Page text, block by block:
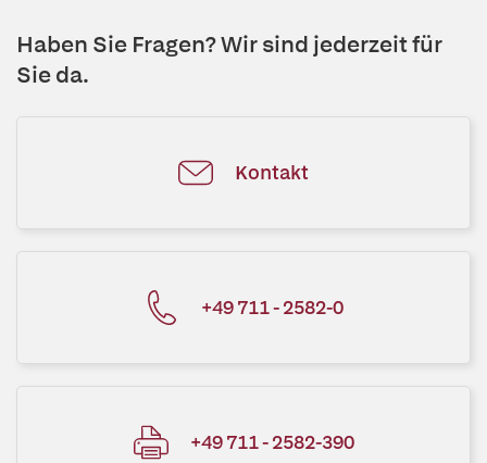
Haben Sie Fragen? Wir sind jederzeit für
Sie da.
Kontakt
+49 711 - 2582-0
+49 711 - 2582-390